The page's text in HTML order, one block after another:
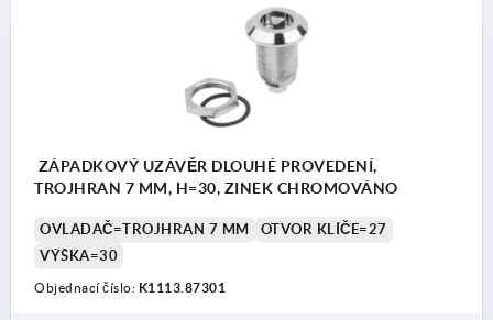
ZÁPADKOVÝ UZÁVĚR DLOUHÉ PROVEDENÍ,
TROJHRAN 7 MM, H=30, ZINEK CHROMOVÁNO
OVLADAČ=TROJHRAN 7 MM
OTVOR KLÍČE=27
VÝŠKA=30
Objednací číslo: K1113.87301